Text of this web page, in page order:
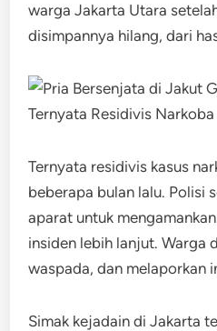
warga Jakarta Utara
disimpannya hilang, dari
Ternyata residivis kasus
beberapa bulan lalu. Polisi
aparat untuk
insiden lebih lanjut. Warga
waspada, dan melaporkan
Simak kejadain di Jakarta